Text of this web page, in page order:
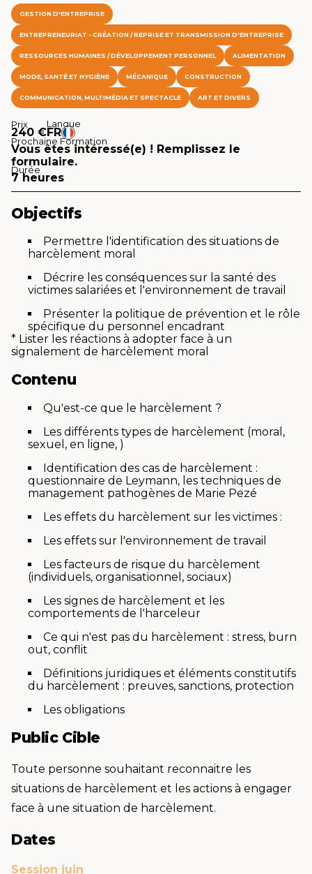
GESTION D'ENTREPRISE
ENTREPRENEURIAT - CRÉATION / REPRISE ET TRANSMISSION D'ENTREPRISE
RESSOURCES HUMAINES / DÉVELOPPEMENT PERSONNEL ALIMENTATION
MODE, SANTÉ ET HYGIÈNE MÉCANIQUE CONSTRUCTION
COMMUNICATION, MULTIMÉDIA ET SPECTACLE ART ET DIVERS
Prix
240 €
Langue
FR
Prochaine Formation
Vous êtes intéressé(e) ! Remplissez le
formulaire.
Durée
7 heures
Objectifs
Permettre l'identification des situations de
harcèlement moral
Décrire les conséquences sur la santé des
victimes salariées et l'environnement de travail
Présenter la politique de prévention et le rôle
spécifique du personnel encadrant
* Lister les réactions à adopter face à un
signalement de harcèlement moral
Contenu
Qu'est-ce que le harcèlement ?
Les différents types de harcèlement (moral,
sexuel, en ligne, )
Identification des cas de harcèlement :
questionnaire de Leymann, les techniques de
management pathogènes de Marie Pezé
Les effets du harcèlement sur les victimes :
Les effets sur l'environnement de travail
Les facteurs de risque du harcèlement
(individuels, organisationnel, sociaux)
Les signes de harcèlement et les
comportements de l'harceleur
Ce qui n'est pas du harcèlement : stress, burn
out, conflit
Définitions juridiques et éléments constitutifs
du harcèlement : preuves, sanctions, protection
Les obligations
Public Cible
Toute personne souhaitant reconnaitre les
situations de harcèlement et les actions à engager
face à une situation de harcèlement.
Dates
Session juin